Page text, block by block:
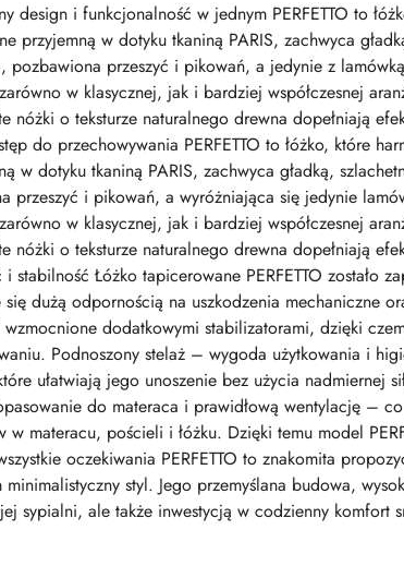
design i funkcjonalność w jednym PERFETTO to
przyjemną w dotyku tkaniną PARIS, zachwyca
pozbawiona przeszyć i pikowań, a jedynie z
w klasycznej, jak i bardziej współczesnej
o teksturze naturalnego drewna dopełniają
do przechowywania PERFETTO to łóżko, które
w dotyku tkaniną PARIS, zachwyca gładką,
przeszyć i pikowań, a wyróżniająca się jedynie
w klasycznej, jak i bardziej współczesnej
o teksturze naturalnego drewna dopełniają
Łóżko tapicerowane PERFETTO zostało
dużą odpornością na uszkodzenia mechaniczne
dodatkowymi stabilizatorami, dzięki
Podnoszony stelaż – wygoda użytkowania i
ułatwiają jego unoszenie bez użycia nadmiernej
do materaca i prawidłową wentylację –
materacu, pościeli i łóżku. Dzięki temu model
oczekiwania PERFETTO to znakomita
styl. Jego przemyślana budowa,
sypialni, ale także inwestycją w codzienny komfort